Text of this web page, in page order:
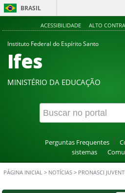
BRASIL
ACESSIBILIDADE ALTO
Instituto Federal do Espírito Santo
Ifes
MINISTÉRIO DA EDUCAÇÃO
Perguntas Frequentes
sistemas
PÁGINA INICIAL > NOTÍCIAS > PRONASCI